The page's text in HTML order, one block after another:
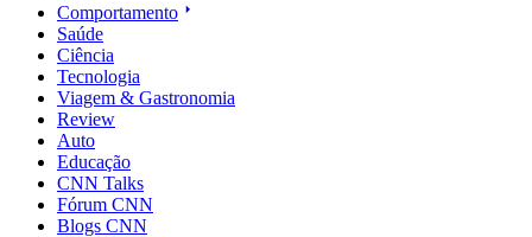
Comportamento
Saúde
Ciência
Tecnologia
Viagem & Gastronomia
Review
Auto
Educação
CNN Talks
Fórum CNN
Blogs CNN